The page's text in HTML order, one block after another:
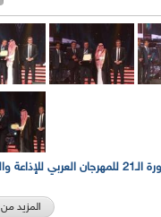
بالصور... الدورة الـ21 للمهرجان العربي
المزيد